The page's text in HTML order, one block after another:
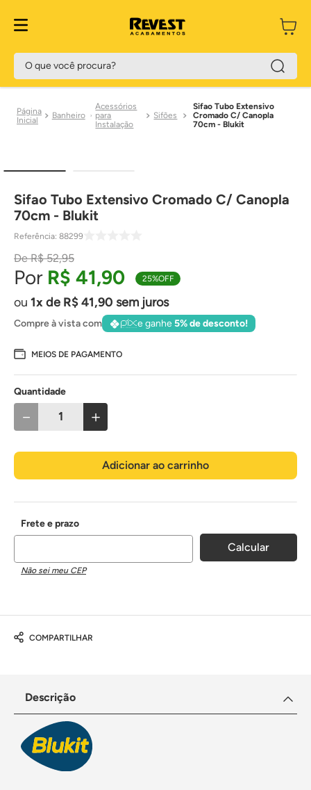
O que você procura?
Banheiro
Acessórios
para
Instalação
Sifões
Sifao Tubo Extensivo
Cromado C/ Canopla
70cm - Blukit
Sifao Tubo Extensivo Cromado C/ Canopla
70cm - Blukit
Referência: 88299
R$ 52,95
R$ 41,90 25%OFF
1 de R$41,90 sem juros
Compre à vista com e ganhe5% de desconto!
MEIOS DE PAGAMENTO
Quantidade
＋
－
Adicionar ao carrinho
Não sei meu CEP
COMPARTILHAR
Descrição